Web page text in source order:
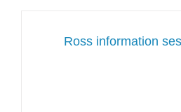
Ross information